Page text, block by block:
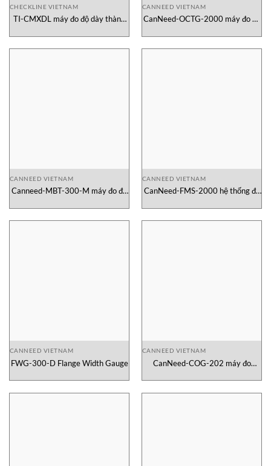
CHECKLINE VIETNAM
TI-CMXDL máy đo độ dày thành
CANNEED VIETNAM
CanNeed-OCTG-2000 máy đo độ
CANNEED VIETNAM
Canneed-MBT-300-M máy đo độ
CANNEED VIETNAM
CanNeed-FMS-2000 hệ thống đo
CANNEED VIETNAM
FWG-300-D Flange Width Gauge
CANNEED VIETNAM
CanNeed-COG-202 máy đo